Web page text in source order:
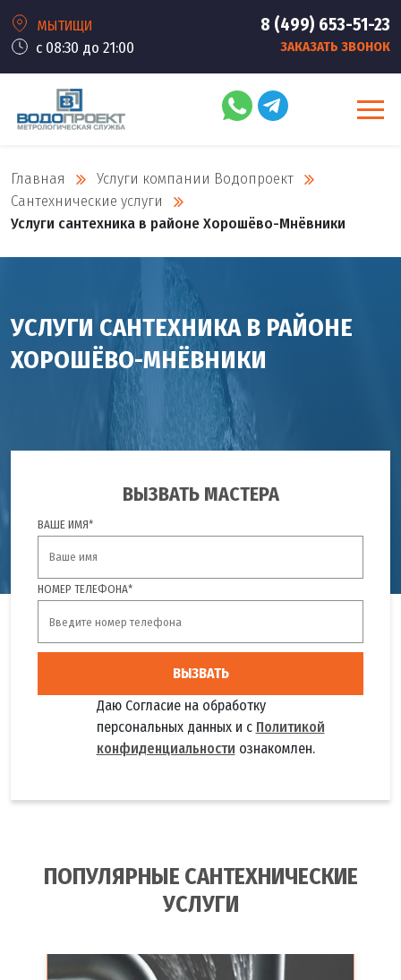
МЫТИЩИ
с 08:30 до 21:00
8 (499) 653-51-23
ЗАКАЗАТЬ ЗВОНОК
Главная
Услуги компании Водопроект
Сантехнические услуги
Услуги сантехника в районе Хорошёво-Мнёвники
УСЛУГИ САНТЕХНИКА В РАЙОНЕ
ХОРОШЁВО-МНЁВНИКИ
ВЫЗВАТЬ МАСТЕРА
ВАШЕ ИМЯ*
НОМЕР ТЕЛЕФОНА*
ВЫЗВАТЬ
Даю Согласие на обработку
персональных данных и с Политикой
конфиденциальности ознакомлен.
ПОПУЛЯРНЫЕ САНТЕХНИЧЕСКИЕ
УСЛУГИ